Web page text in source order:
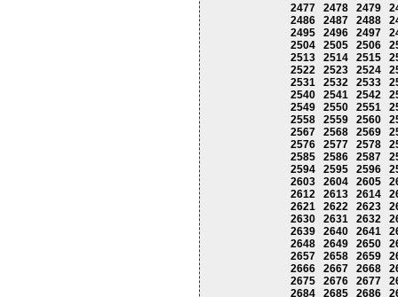
2477
2478 2479
2486
2487 2488
2495
2496 2497
2504
2505 2506
2513
2514 2515
2522
2523 2524
2531
2532 2533
2540
2541 2542
2549
2550 2551
2558
2559 2560
2567
2568 2569
2576
2577 2578
2585
2586 2587
2594
2595 2596
2603
2604 2605
2612
2613 2614
2621
2622 2623
2630
2631 2632
2639
2640 2641
2648
2649 2650
2657
2658 2659
2666
2667 2668
2675
2676 2677
2684
2685 2686